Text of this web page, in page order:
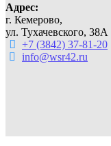
Адрес:
г. Кемерово,
ул. Тухачевского, 38А
+7 (3842) 37-81-20
info@wsr42.ru